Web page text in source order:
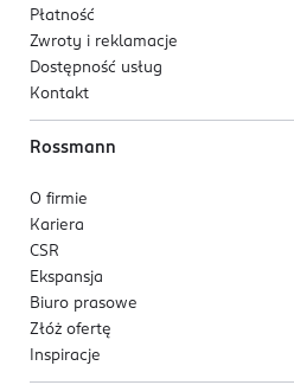
Płatność
Zwroty i reklamacje
Dostępność usług
Kontakt
Rossmann
O firmie
Kariera
CSR
Ekspansja
Biuro prasowe
Złóż ofertę
Inspiracje